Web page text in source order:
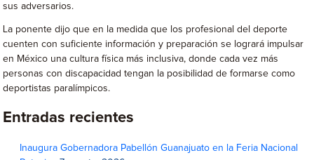
sus adversarios.
La ponente dijo que en la medida que los profesional del deporte
cuenten con suficiente información y preparación se logrará impulsar
en México una cultura física más inclusiva, donde cada vez más
personas con discapacidad tengan la posibilidad de formarse como
deportistas paralímpicos.
Entradas recientes
Inaugura Gobernadora Pabellón Guanajuato en la Feria Nacional